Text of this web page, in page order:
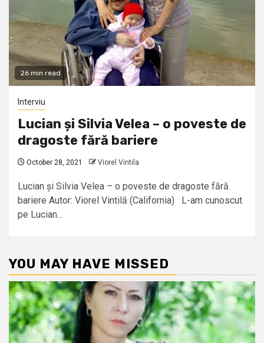
26 min read
Interviu
Lucian și Silvia Velea – o poveste de
dragoste fără bariere
October 28, 2021 Viorel Vintila
Lucian și Silvia Velea – o poveste de dragoste fără
bariere Autor: Viorel Vintilă (California) L-am cunoscut
pe Lucian...
YOU MAY HAVE MISSED